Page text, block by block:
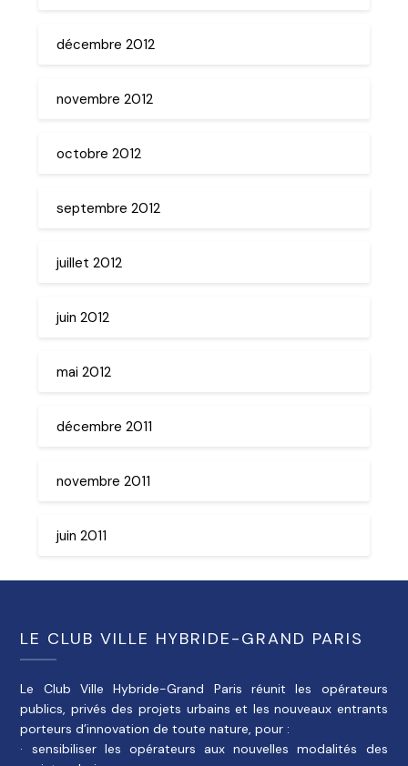
décembre 2012
novembre 2012
octobre 2012
septembre 2012
juillet 2012
juin 2012
mai 2012
décembre 2011
novembre 2011
juin 2011
LE CLUB VILLE HYBRIDE-GRAND PARIS
Le Club Ville Hybride-Grand Paris réunit les opérateurs
publics, privés des projets urbains et les nouveaux entrants
porteurs d’innovation de toute nature, pour :
· sensibiliser les opérateurs aux nouvelles modalités des